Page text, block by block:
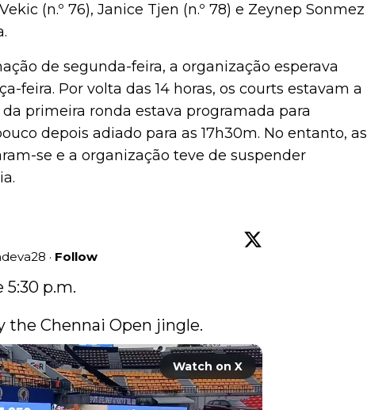
(n.º 76), Janice Tjen (n.º 78) e Zeynep Sonmez
de segunda-feira, a organização esperava
feira. Por volta das 14 horas, os courts estavam a
primeira ronda estava programada para
depois adiado para as 17h30m. No entanto, as
se e a organização teve de suspender
· Follow
5:30 p.m.
the Chennai Open jingle.
Watch on X